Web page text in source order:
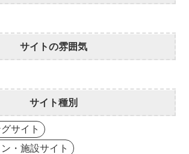
サイトの雰囲気
サイト種別
サイト
・施設サイト